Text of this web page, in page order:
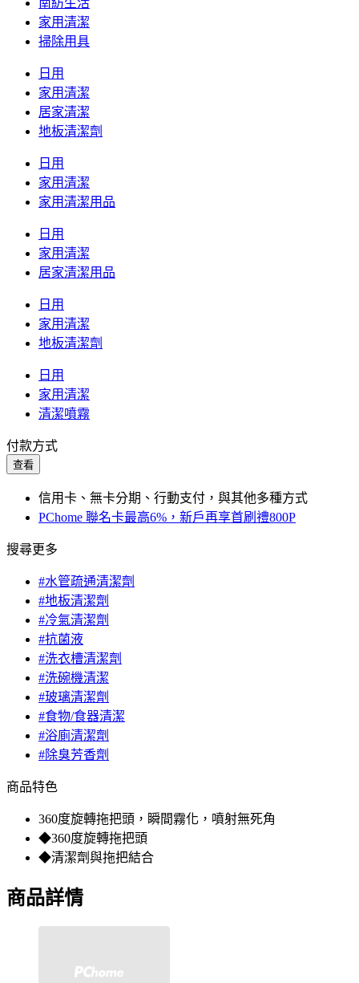
南紡生活
家用清潔
掃除用具
日用
家用清潔
居家清潔
地板清潔劑
日用
家用清潔
家用清潔用品
日用
家用清潔
居家清潔用品
日用
家用清潔
地板清潔劑
日用
家用清潔
清潔噴霧
付款方式
查看
信用卡、無卡分期、行動支付，與其他多種方式
PChome 聯名卡最高6%，新戶再享首刷禮800P
搜尋更多
#水管疏通清潔劑
#地板清潔劑
#冷氣清潔劑
#抗菌液
#洗衣槽清潔劑
#洗碗機清潔
#玻璃清潔劑
#食物/食器清潔
#浴廁清潔劑
#除臭芳香劑
商品特色
360度旋轉拖把頭，瞬間霧化，噴射無死角
◆360度旋轉拖把頭
◆清潔劑與拖把結合
商品詳情